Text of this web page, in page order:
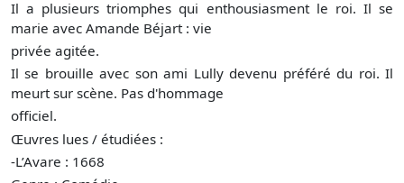
Il a plusieurs triomphes qui enthousiasment le roi. Il se
marie avec Amande Béjart : vie
privée agitée.
Il se brouille avec son ami Lully devenu préféré du roi. Il
meurt sur scène. Pas d'hommage
officiel.
Œuvres lues / étudiées :
-L’Avare : 1668